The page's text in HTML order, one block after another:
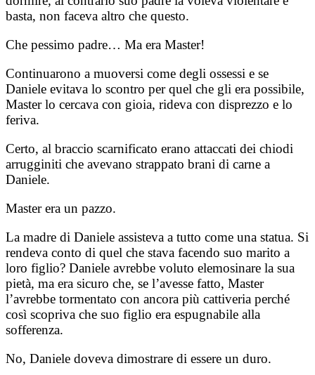
basta, non faceva altro che questo.
Che pessimo padre… Ma era Master!
Continuarono a muoversi come degli ossessi e se
Daniele evitava lo scontro per quel che gli era possibile,
Master lo cercava con gioia, rideva con disprezzo e lo
feriva.
Certo, al braccio scarnificato erano attaccati dei chiodi
arrugginiti che avevano strappato brani di carne a
Daniele.
Master era un pazzo.
La madre di Daniele assisteva a tutto come una statua. Si
rendeva conto di quel che stava facendo suo marito a
loro figlio? Daniele avrebbe voluto elemosinare la sua
pietà, ma era sicuro che, se l’avesse fatto, Master
l’avrebbe tormentato con ancora più cattiveria perché
così scopriva che suo figlio era espugnabile alla
sofferenza.
No, Daniele doveva dimostrare di essere un duro.